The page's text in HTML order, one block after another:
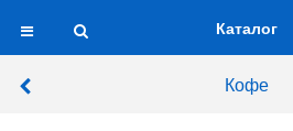
Каталог
Кофе